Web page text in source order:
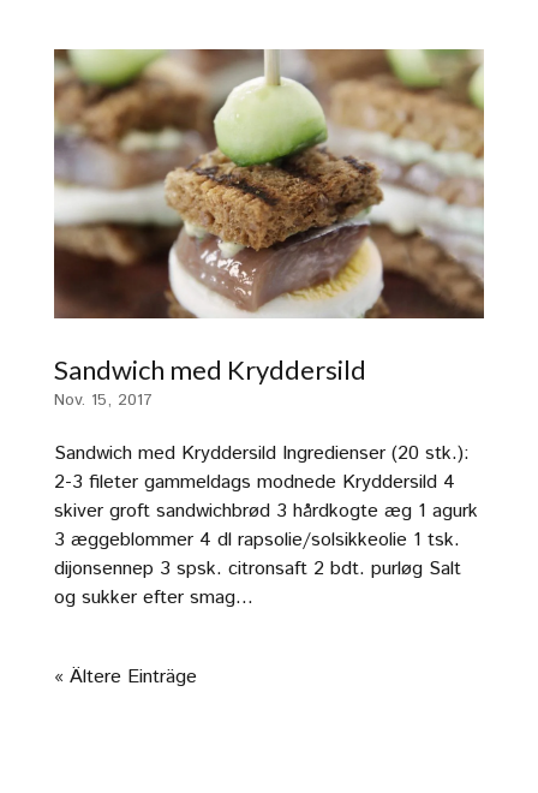
Sandwich med Kryddersild
Nov. 15, 2017
Sandwich med Kryddersild Ingredienser (20 stk.):
2-3 fileter gammeldags modnede Kryddersild 4
skiver groft sandwichbrød 3 hårdkogte æg 1 agurk
3 æggeblommer 4 dl rapsolie/solsikkeolie 1 tsk.
dijonsennep 3 spsk. citronsaft 2 bdt. purløg Salt
og sukker efter smag...
« Ältere Einträge